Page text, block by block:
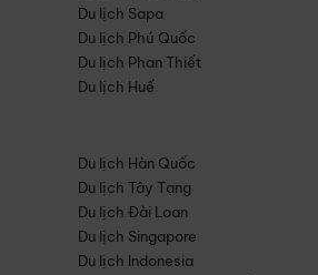
Du lịch Sapa
Du lịch Phú Quốc
Du lịch Phan Thiết
Du lịch Huế
Du lịch Hàn Quốc
Du lịch Tây Tạng
Du lịch Đài Loan
Du lịch Singapore
Du lịch Indonesia